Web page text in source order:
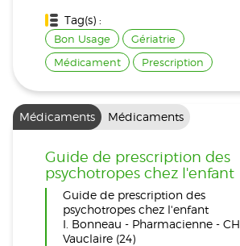
Tag(s) :
Bon Usage
Gériatrie
Médicament
Prescription
Médicaments Médicaments
Guide de prescription des
psychotropes chez l'enfant
Guide de prescription des
psychotropes chez l'enfant
I. Bonneau - Pharmacienne - CH
Vauclaire (24)